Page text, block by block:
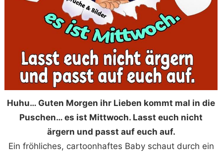
Huhu… Guten Morgen ihr Lieben kommt mal in die
Puschen… es ist Mittwoch. Lasst euch nicht
ärgern und passt auf euch auf.
Ein fröhliches, cartoonhaftes Baby schaut durch ein